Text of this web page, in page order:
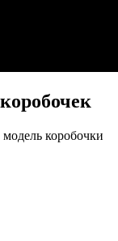
коробочки